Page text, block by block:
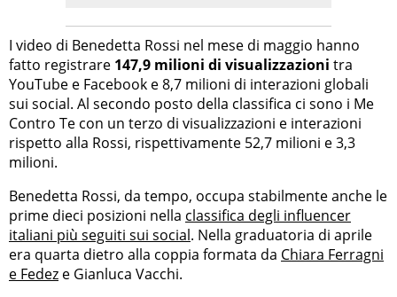
I video di Benedetta Rossi nel mese di maggio hanno
fatto registrare 147,9 milioni di visualizzazioni tra
YouTube e Facebook e 8,7 milioni di interazioni globali
sui social. Al secondo posto della classifica ci sono i Me
Contro Te con un terzo di visualizzazioni e interazioni
rispetto alla Rossi, rispettivamente 52,7 milioni e 3,3
milioni.
Benedetta Rossi, da tempo, occupa stabilmente anche le
prime dieci posizioni nella classifica degli influencer
italiani più seguiti sui social. Nella graduatoria di aprile
era quarta dietro alla coppia formata da Chiara Ferragni
e Fedez e Gianluca Vacchi.